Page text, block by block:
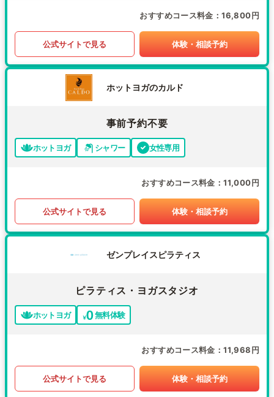
おすすめコース料金 16,800円
公式サイトで見る 体験・相談予約
ホットヨガのカルド
事前予約不要
ホットヨガ シャワー 女性専用
おすすめコース料金 11,000円
公式サイトで見る 体験・相談予約
ゼンプレイスピラティス
ピラティス・ヨガスタジオ
ホットヨガ 無料体験
おすすめコース料金 11,968円
公式サイトで見る 体験・相談予約